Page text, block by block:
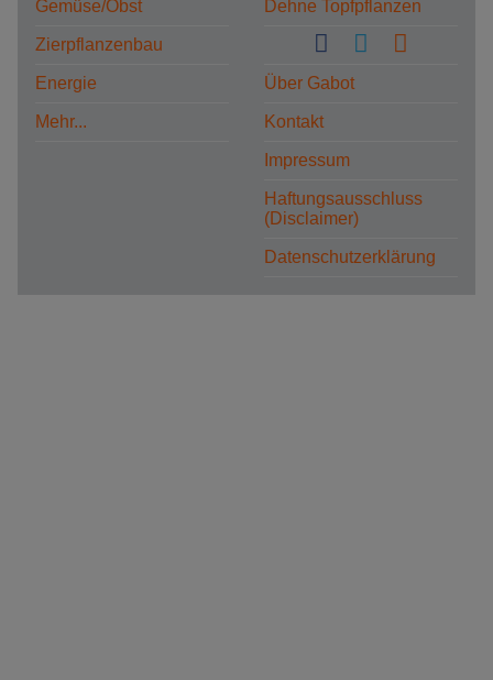
Gemüse/Obst
Zierpflanzenbau
Energie
Mehr...
Dehne Topfpflanzen
Über Gabot
Kontakt
Impressum
Haftungsausschluss
(Disclaimer)
Datenschutzerklärung